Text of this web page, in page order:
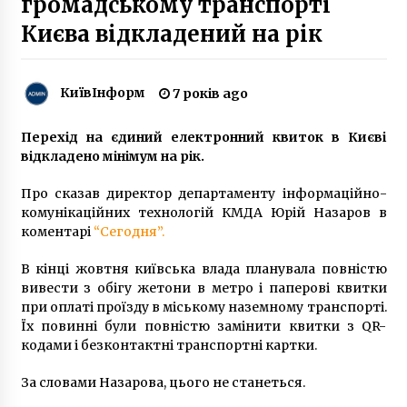
6 років ago
8 років ago
Work.ua не розміщуватиме вакансії від
«Партії Шарія»
У Києві власники житла, зданого ВПО,
отримають компенсацію: як її оформити
Прокуратура Києва через суд повернула
громаді будинок на Андріївському узвозі
10 років ago
В Києві обкрадений на вокзалі ірландець
Києва відкладений на рік
КиївІнформ 7 років ago
Перехід на єдиний електронний квиток в Києві
відкладено мінімум на рік.
Про сказав директор департаменту інформаційно-
комунікаційних технологій КМДА Юрій Назаров в
коментарі “Сегодня”.
В кінці жовтня київська влада планувала повністю
вивести з обігу жетони в метро і паперові квитки
при оплаті проїзду в міському наземному транспорті.
Їх повинні були повністю замінити квитки з QR-
кодами і безконтактні транспортні картки.
За словами Назарова, цього не станеться.